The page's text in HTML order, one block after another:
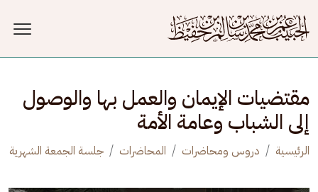
مقتضيات الإيمان والعمل بها والوصول
إلى الشباب وعامة الأمة
الرئيسية دروس ومحاضرات المحاضرات جلسة الجمعة الشهرية